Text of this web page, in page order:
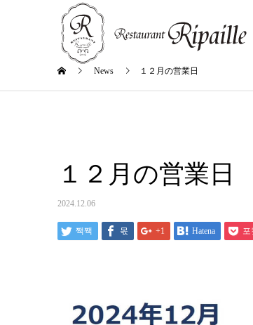
News １２月の営業日
１２月の営業日
2024.12.06
짹짹 몫 +1 Hatena 포